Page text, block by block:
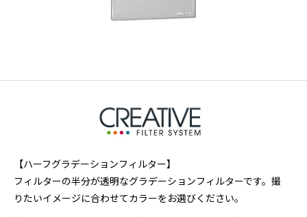
【ハーフグラデーションフィルター】
フィルターの半分が透明なグラデーションフィルターです。撮
りたいイメージに合わせてカラーをお選びください。